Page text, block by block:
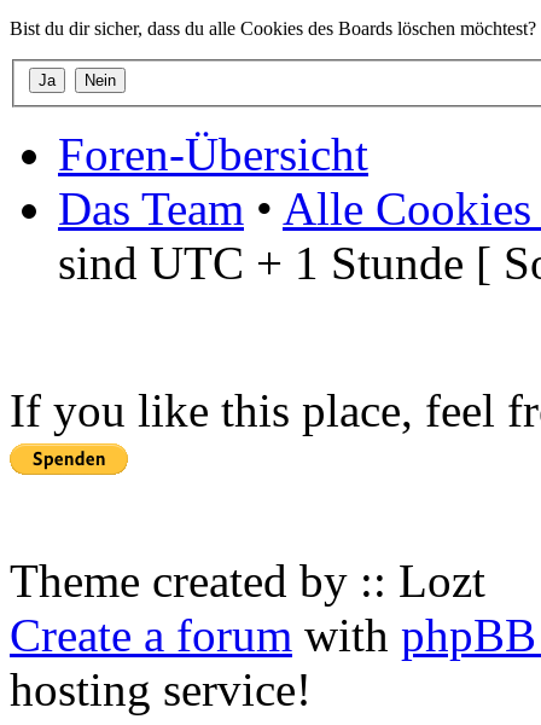
Bist du dir sicher, dass du alle Cookies des Boards löschen möchtest?
Foren-Übersicht
Das Team • Alle Cookies
sind UTC + 1 Stunde [
If you like this place, feel
Theme created by :: Lozt
Create a forum with
hosting service!